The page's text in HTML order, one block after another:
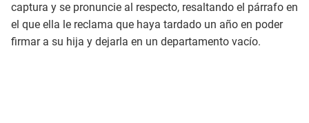
captura y se pronuncie al respecto, resaltando el párrafo en
el que ella le reclama que haya tardado un año en poder
firmar a su hija y dejarla en un departamento vacío.